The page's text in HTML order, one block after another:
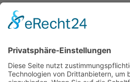
Store Viernheim
Store Berlin
Handelspartner Köln
SICHERE BEZAHLUNG